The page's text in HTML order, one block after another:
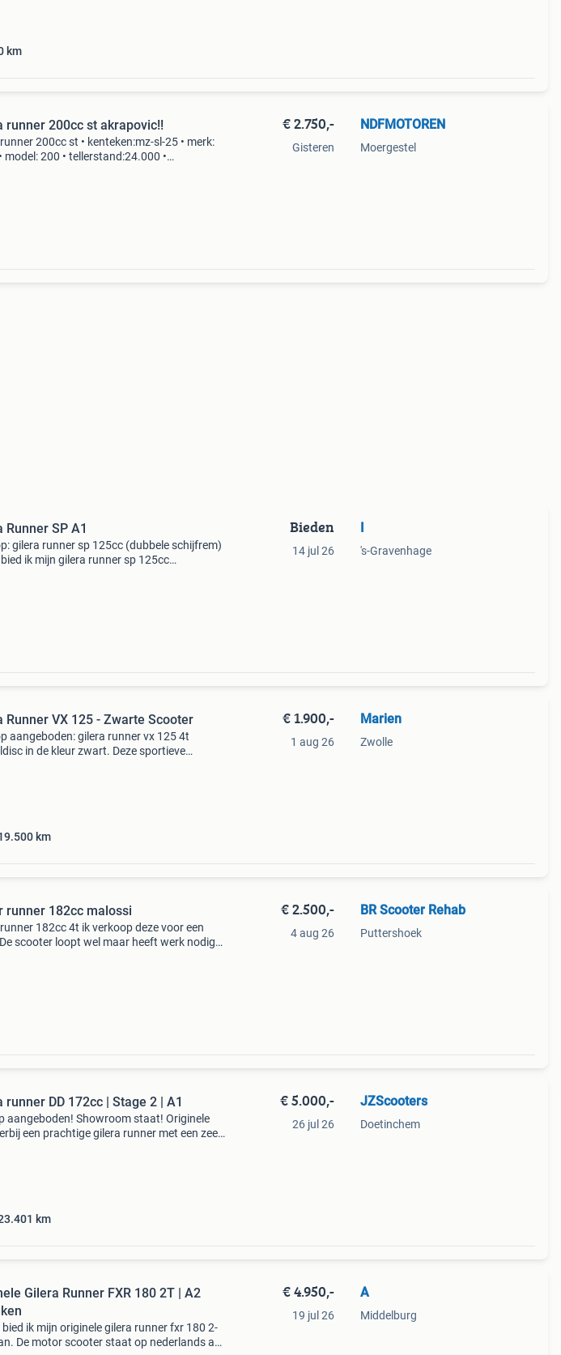
km
runner 200cc st akrapovic!!
200cc st • kenteken:mz-sl-25 • merk:
model: 200 • tellerstand:24.000 •
€ 2.750,-
Gisteren
NDFMOTOREN
Moergestel
Runner SP A1
gilera runner sp 125cc (dubbele schijfrem)
ik mijn gilera runner sp 125cc
Bieden
14 jul 26
I
's-Gravenhage
Gilera Runner VX 125 - Zwarte Scooter
aangeboden: gilera runner vx 125 4t
in de kleur zwart. Deze sportieve
km
€ 1.900,-
1 aug 26
Marien
Zwolle
runner 182cc malossi
182cc 4t ik verkoop deze voor een
scooter loopt wel maar heeft werk nodig
€ 2.500,-
4 aug 26
BR Scooter Rehab
Puttershoek
runner DD 172cc | Stage 2 | A1
aangeboden! Showroom staat! Originele
een prachtige gilera runner met een zeer
km
€ 5.000,-
26 jul 26
JZScooters
Doetinchem
Gilera Runner FXR 180 2T | A2
bied ik mijn originele gilera runner fxr 180 2-
De motor scooter staat op nederlands a2-
€ 4.950,-
19 jul 26
A
Middelburg